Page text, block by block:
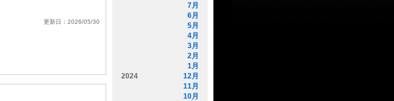
更新日：2026/05/30
7月
6月
5月
4月
3月
2月
1月
2024
12月
11月
10月